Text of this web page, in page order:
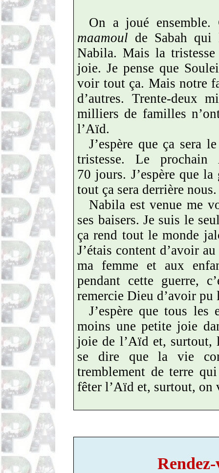
On a joué
maamoul de Sabah
Nabila. Mais la
joie. Je pense que
voir tout ça. Mais notre
d’autres. Trente-deux
milliers de familles
l’Aïd.
J’espère que ça sera
tristesse. Le
70 jours. J’espère que
tout ça sera derrière nous.
Nabila est venue me
ses baisers. Je suis le
ça rend tout le monde
J’étais content d’avoir
ma femme et aux
pendant cette guerre,
remercie Dieu d’avoir pu
J’espère que tous
moins une petite joie
joie de l’Aïd et, surtout,
se dire que la vie
tremblement de terre
fêter l’Aïd et, surtout, on